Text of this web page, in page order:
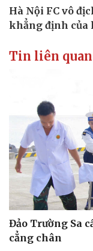
Tin liên quan
Đảo Trường Sa
cẳng chân